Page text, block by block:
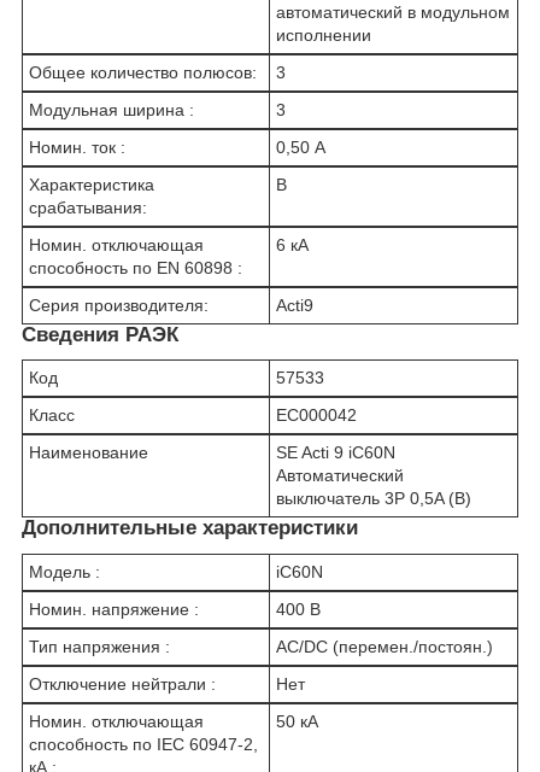
автоматический в модульном
исполнении
Общее количество полюсов:
3
Модульная ширина :
3
Номин. ток :
0,50 А
Характеристика
срабатывания:
B
Номин. отключающая
способность по EN 60898 :
6 кА
Серия производителя: Acti9
Сведения РАЭК
Код
57533
Класс
EC000042
Наименование
SE Acti 9 iC60N
Автоматический
выключатель 3P 0,5A (B)
Дополнительные характеристики
Модель :
iC60N
Номин. напряжение :
400 В
Тип напряжения :
AC/DC (перемен./постоян.)
Отключение нейтрали :
Нет
Номин. отключающая
способность по IEC 60947-2,
кА :
50 кА